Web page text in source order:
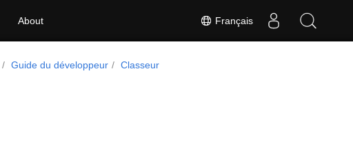
Français
About
Guide du développeur Classeur